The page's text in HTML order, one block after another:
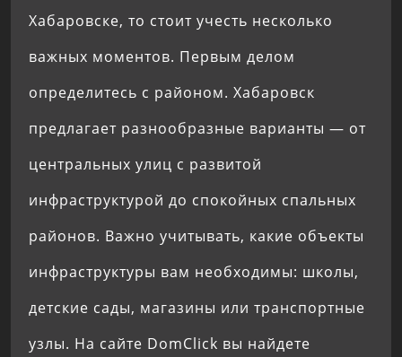
Хабаровске, то стоит учесть несколько
важных моментов. Первым делом
определитесь с районом. Хабаровск
предлагает разнообразные варианты — от
центральных улиц с развитой
инфраструктурой до спокойных спальных
районов. Важно учитывать, какие объекты
инфраструктуры вам необходимы: школы,
детские сады, магазины или транспортные
узлы. На сайте DomClick вы найдете